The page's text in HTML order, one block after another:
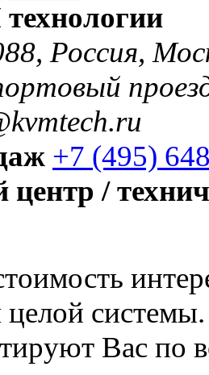
Россия,
+7 (495)
/
целой
Вас по